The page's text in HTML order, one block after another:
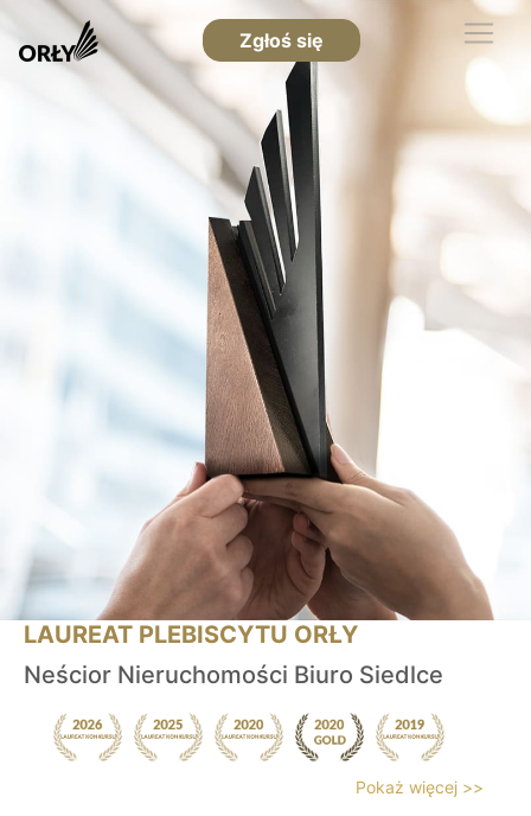
Zgłoś się
LAUREAT PLEBISCYTU ORŁY
Neścior Nieruchomości Biuro Siedlce
Pokaż więcej >>